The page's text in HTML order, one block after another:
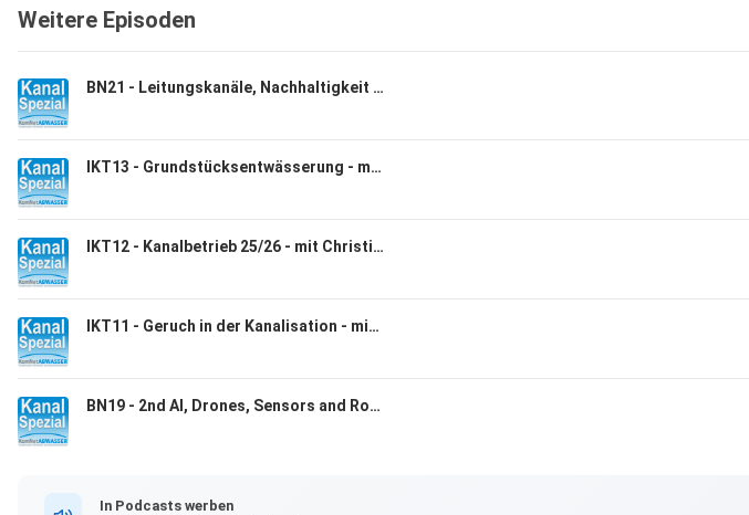
Weitere Episoden
BN21 - Leitungskanäle, Nachhaltigkeit und Lebenszyklus, Bosselers Notizen vom 09.06.26
IKT13 - Grundstücksentwässerung - mit Kilian Möllers
IKT12 - Kanalbetrieb 25/26 - mit Christian Bone
IKT11 - Geruch in der Kanalisation - mit Thomas Brüggemann
BN19 - 2nd AI, Drones, Sensors and Robots Conference, Bosselers Notizen vom 11./12.02.26 zur internationalen IKT-Konferenz
In Podcasts werben